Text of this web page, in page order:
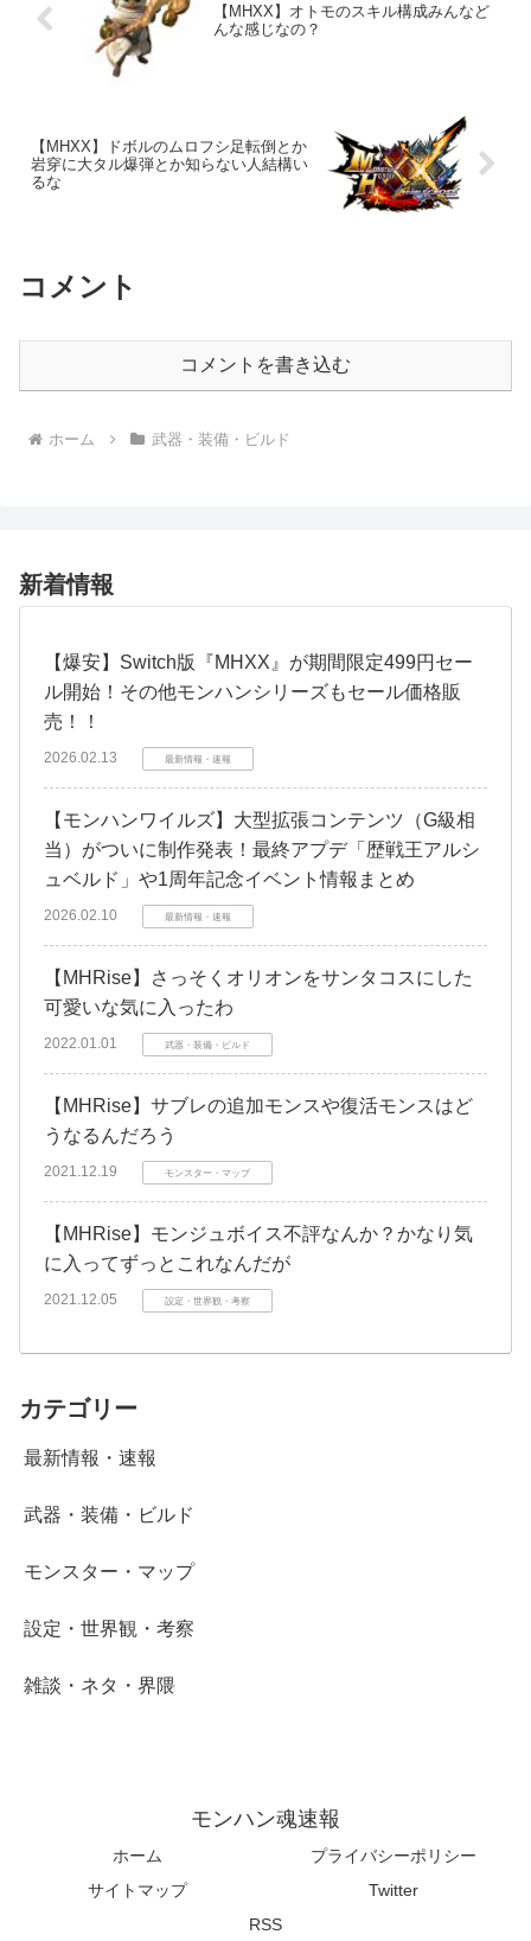
【MHXX】オトモのスキル構成みんなど
んな感じなの？
【MHXX】ドボルのムロフシ足転倒とか
岩穿に大タル爆弾とか知らない人結構い
るな
コメント
コメントを書き込む
ホーム 武器・装備・ビルド
新着情報
【爆安】Switch版『MHXX』が期間限定499円セー
ル開始！その他モンハンシリーズもセール価格販
売！！
2026.02.13 最新情報・速報
【モンハンワイルズ】大型拡張コンテンツ（G級相
当）がついに制作発表！最終アプデ「歴戦王アルシ
ュベルド」や1周年記念イベント情報まとめ
2026.02.10 最新情報・速報
【MHRise】さっそくオリオンをサンタコスにした
可愛いな気に入ったわ
2022.01.01 武器・装備・ビルド
【MHRise】サブレの追加モンスや復活モンスはど
うなるんだろう
2021.12.19 モンスター・マップ
【MHRise】モンジュボイス不評なんか？かなり気
に入ってずっとこれなんだが
2021.12.05 設定・世界観・考察
カテゴリー
最新情報・速報
武器・装備・ビルド
モンスター・マップ
設定・世界観・考察
雑談・ネタ・界隈
モンハン魂速報
ホーム
プライバシーポリシー
サイトマップ
Twitter
RSS